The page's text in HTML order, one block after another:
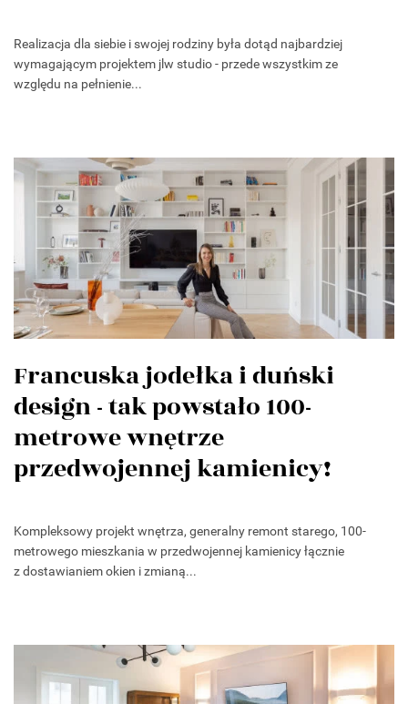
Realizacja dla siebie i swojej rodziny była dotąd najbardziej
wymagającym projektem jlw studio - przede wszystkim ze
względu na pełnienie...
Francuska jodełka i duński
design - tak powstało 100-
metrowe wnętrze
przedwojennej kamienicy!
Kompleksowy projekt wnętrza, generalny remont starego, 100-
metrowego mieszkania w przedwojennej kamienicy łącznie
z dostawianiem okien i zmianą...